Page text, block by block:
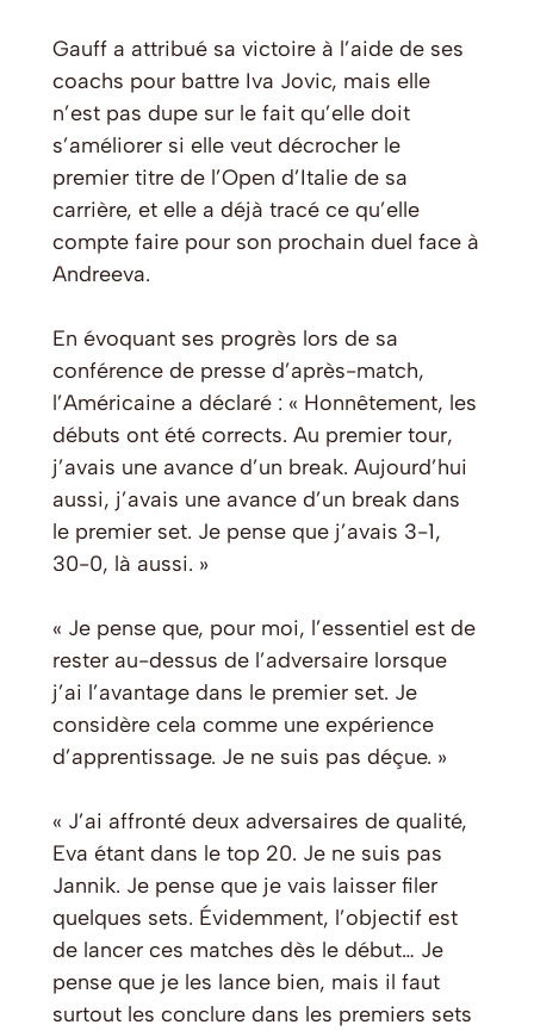
Gauff a attribué sa victoire à l’aide de ses
coachs pour battre Iva Jovic, mais elle
n’est pas dupe sur le fait qu’elle doit
s’améliorer si elle veut décrocher le
premier titre de l’Open d’Italie de sa
carrière, et elle a déjà tracé ce qu’elle
compte faire pour son prochain duel face à
Andreeva.
En évoquant ses progrès lors de sa
conférence de presse d’après-match,
l’Américaine a déclaré : « Honnêtement, les
débuts ont été corrects. Au premier tour,
j’avais une avance d’un break. Aujourd’hui
aussi, j’avais une avance d’un break dans
le premier set. Je pense que j’avais 3-1,
30-0, là aussi. »
« Je pense que, pour moi, l’essentiel est de
rester au-dessus de l’adversaire lorsque
j’ai l’avantage dans le premier set. Je
considère cela comme une expérience
d’apprentissage. Je ne suis pas déçue. »
« J’ai affronté deux adversaires de qualité,
Eva étant dans le top 20. Je ne suis pas
Jannik. Je pense que je vais laisser filer
quelques sets. Évidemment, l’objectif est
de lancer ces matches dès le début… Je
pense que je les lance bien, mais il faut
surtout les conclure dans les premiers sets